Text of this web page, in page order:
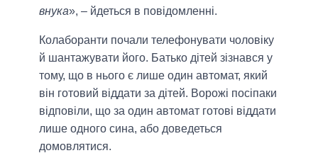
внука», – йдеться в повідомленні.
Колаборанти почали телефонувати чоловіку
й шантажувати його. Батько дітей зізнався у
тому, що в нього є лише один автомат, який
він готовий віддати за дітей. Ворожі посіпаки
відповіли, що за один автомат готові віддати
лише одного сина, або доведеться
домовлятися.